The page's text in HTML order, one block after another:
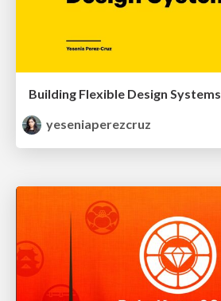
Building Flexible Design Systems
yeseniaperezcruz